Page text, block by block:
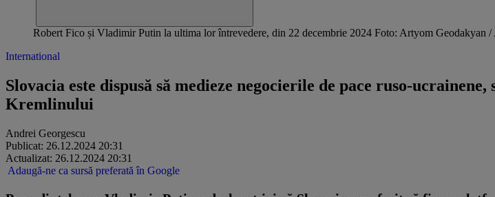
Robert Fico și Vladimir Putin la ultima lor întrevedere, din 22 decembrie 2024 Foto: Artyom Geodakyan /
International
Slovacia este dispusă să medieze negocierile de pace ruso-
Kremlinului
Andrei Georgescu
Publicat: 26.12.2024 20:31
Actualizat: 26.12.2024 20:31
Adaugă-ne ca sursă preferată în Google